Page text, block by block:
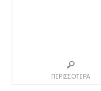
ΠΕΡΙΣΣΟΤΕΡΑ